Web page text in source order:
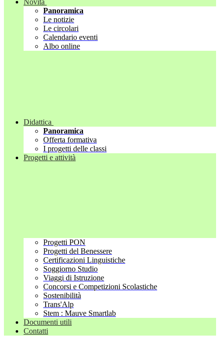
Novità
Panoramica
Le notizie
Le circolari
Calendario eventi
Albo online
Didattica
Panoramica
Offerta formativa
I progetti delle classi
Progetti e attività
Progetti PON
Progetti del Benessere
Certificazioni Linguistiche
Soggiorno Studio
Viaggi di Istruzione
Concorsi e Competizioni Scolastiche
Sostenibilità
Trans'Alp
Stem : Mauve Smartlab
Documenti utili
Contatti